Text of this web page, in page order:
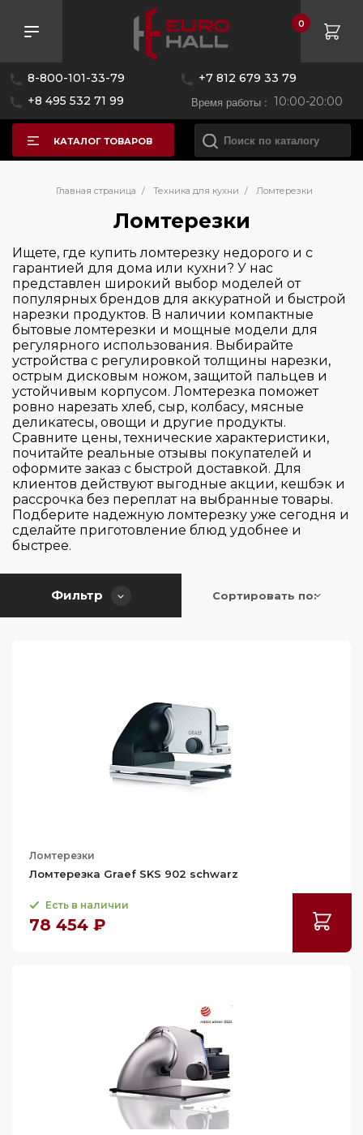
8-800-101-33-79
+7 812 679 33 79
+8 495 532 71 99
Время работы : 10:00-20:00
0
КАТАЛОГ ТОВАРОВ
Главная страница / Техника для кухни / Ломтерезки
Ломтерезки
Ищете, где купить ломтерезку недорого и с
гарантией для дома или кухни? У нас
представлен широкий выбор моделей от
популярных брендов для аккуратной и быстрой
нарезки продуктов. В наличии компактные
бытовые ломтерезки и мощные модели для
регулярного использования. Выбирайте
устройства с регулировкой толщины нарезки,
острым дисковым ножом, защитой пальцев и
устойчивым корпусом. Ломтерезка поможет
ровно нарезать хлеб, сыр, колбасу, мясные
деликатесы, овощи и другие продукты.
Сравните цены, технические характеристики,
почитайте реальные отзывы покупателей и
оформите заказ с быстрой доставкой. Для
клиентов действуют выгодные акции, кешбэк и
рассрочка без переплат на выбранные товары.
Подберите надежную ломтерезку уже сегодня и
сделайте приготовление блюд удобнее и
быстрее.
Фильтр
Розничная цена
—
Бренд
Gorenje
Graef
Страна производитель
Германия
Цвет
Материал исполнения
Металл
нержавеюшая сталь
Высота (см)
13
14
14.2
14.7
Ширина (см)
24
25
37.7
59.6
Глубина (см)
14.7
18
Применить Сбросить
Сортировать по:
Ломтерезки
Ломтерезка Graef SKS 902 schwarz
Есть в наличии
78 454 ₽